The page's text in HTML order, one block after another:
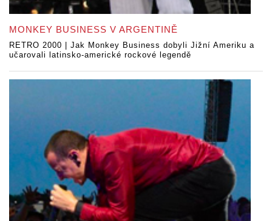
MONKEY BUSINESS V ARGENTINĚ
RETRO 2000 | Jak Monkey Business dobyli Jižní Ameriku a
učarovali latinsko-americké rockové legendě